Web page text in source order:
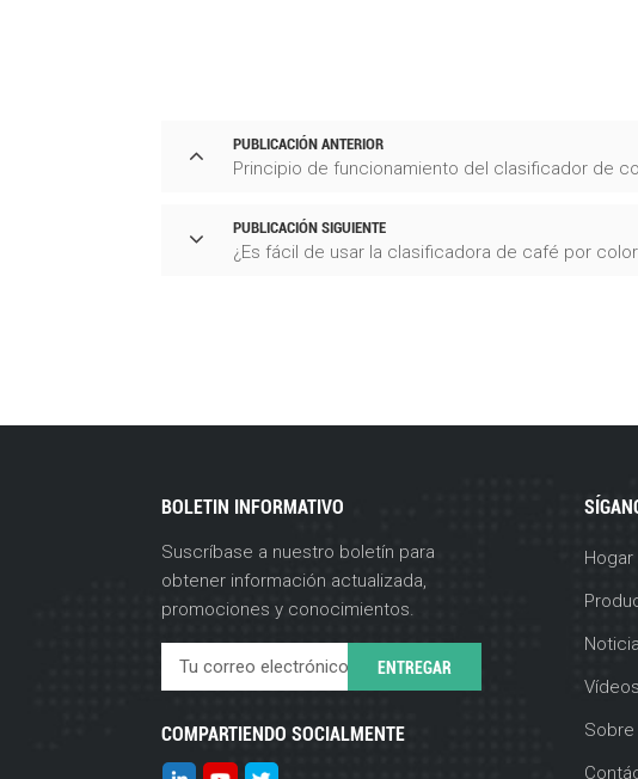
PUBLICACIÓN ANTERIOR
Principio de funcionamiento del clasificador de
PUBLICACIÓN SIGUIENTE
¿Es fácil de usar la clasificadora de café por
BOLETIN INFORMATIVO
Suscríbase a nuestro boletín para
obtener información actualizada,
promociones y conocimientos.
COMPARTIENDO SOCIALMENTE
Hogar
Vídeos